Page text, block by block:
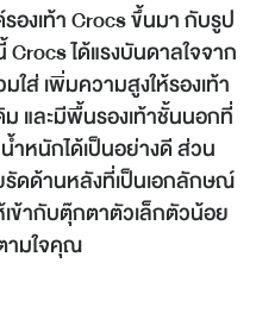
งเท้า Crocs ขึ้นมา กับรูป
ได้แรงบันดาลใจจาก
ส่ เพิ่มความสูงให้รองเท้า
และมีพื้นรองเท้าชั้นนอกที่
ำหนักได้เป็นอย่างดี ส่วน
ดด้านหลังที่เป็นเอกลักษณ์
ข้ากับตุ๊กตาตัวเล็กตัวน้อย
ามใจคุณ